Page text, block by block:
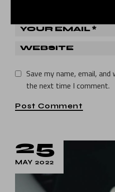
Save my name, email,
the next time I comment.
Post Comment
25
MAY 2022